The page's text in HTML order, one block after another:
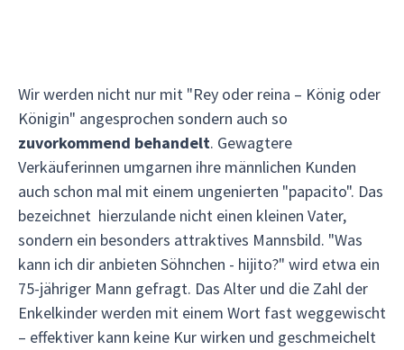
Wir werden nicht nur mit "Rey oder reina – König oder
Königin" angesprochen sondern auch so
zuvorkommend behandelt. Gewagtere
Verkäuferinnen umgarnen ihre männlichen Kunden
auch schon mal mit einem ungenierten "papacito". Das
bezeichnet hierzulande nicht einen kleinen Vater,
sondern ein besonders attraktives Mannsbild. "Was
kann ich dir anbieten Söhnchen - hijito?" wird etwa ein
75-jähriger Mann gefragt. Das Alter und die Zahl der
Enkelkinder werden mit einem Wort fast weggewischt
– effektiver kann keine Kur wirken und geschmeichelt